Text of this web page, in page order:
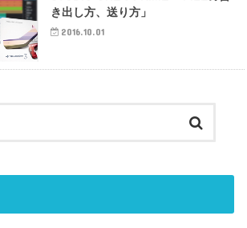
き出し方、送り方」
2016.10.01